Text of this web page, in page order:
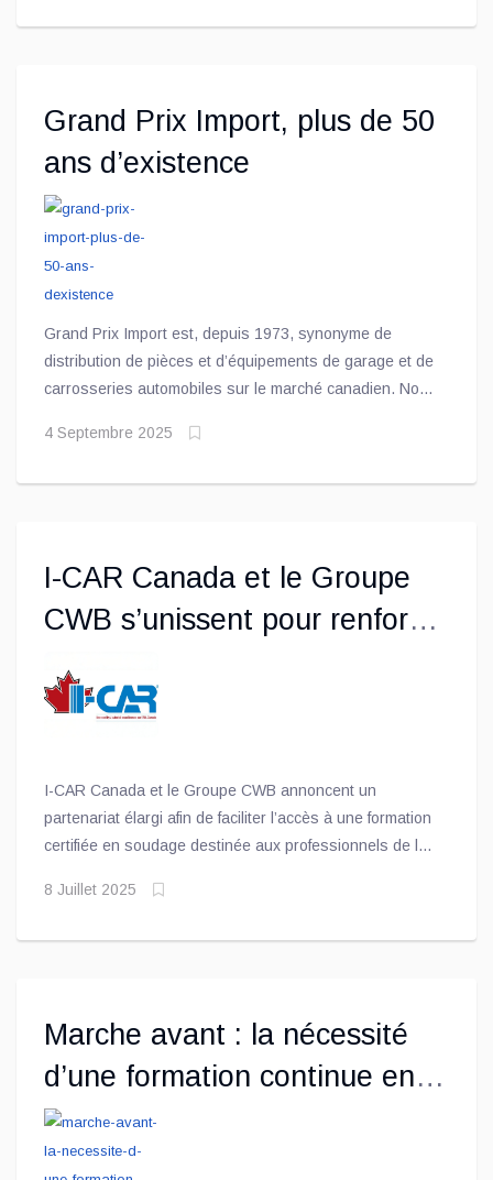
Grand Prix Import, plus de 50
ans d’existence
Grand Prix Import est, depuis 1973, synonyme de
distribution de pièces et d’équipements de garage et de
carrosseries automobiles sur le marché canadien. Nous
nous collaborons avec les experts les plus
4 Septembre 2025
I-CAR Canada et le Groupe
CWB s’unissent pour renforcer
la certification en soudage
I-CAR Canada et le Groupe CWB annoncent un
partenariat élargi afin de faciliter l’accès à une formation
certifiée en soudage destinée aux professionnels de la
dans les régions isolées
8 Juillet 2025
Marche avant : la nécessité
d’une formation continue en
réparation de carrosserie à
l’ère des technologies